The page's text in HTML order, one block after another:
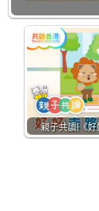
親子共讀|《